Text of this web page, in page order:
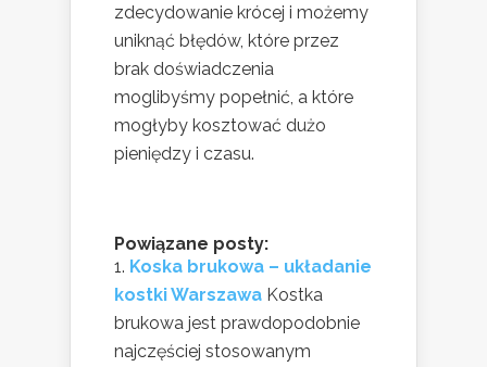
zdecydowanie krócej i możemy
uniknąć błędów, które przez
brak doświadczenia
moglibyśmy popełnić, a które
mogłyby kosztować dużo
pieniędzy i czasu.
Powiązane posty:
Koska brukowa – układanie
kostki Warszawa Kostka
brukowa jest prawdopodobnie
najczęściej stosowanym